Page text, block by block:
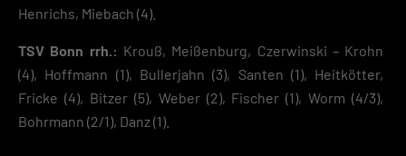
Henrichs, Miebach (4).
TSV Bonn rrh.: Krouß, Meißenburg, Czerwinski – Krohn
(4), Hoffmann (1), Bullerjahn (3), Santen (1), Heitkötter,
Fricke (4), Bitzer (5), Weber (2), Fischer (1), Worm (4/3),
Bohrmann (2/1), Danz (1).